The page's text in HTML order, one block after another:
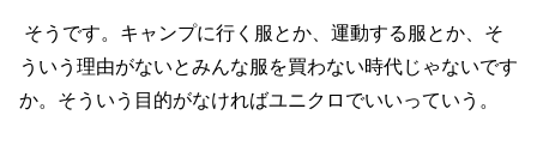
そうです。キャンプに行く服とか、運動する服とか、そ
ういう理由がないとみんな服を買わない時代じゃないです
か。そういう目的がなければユニクロでいいっていう。